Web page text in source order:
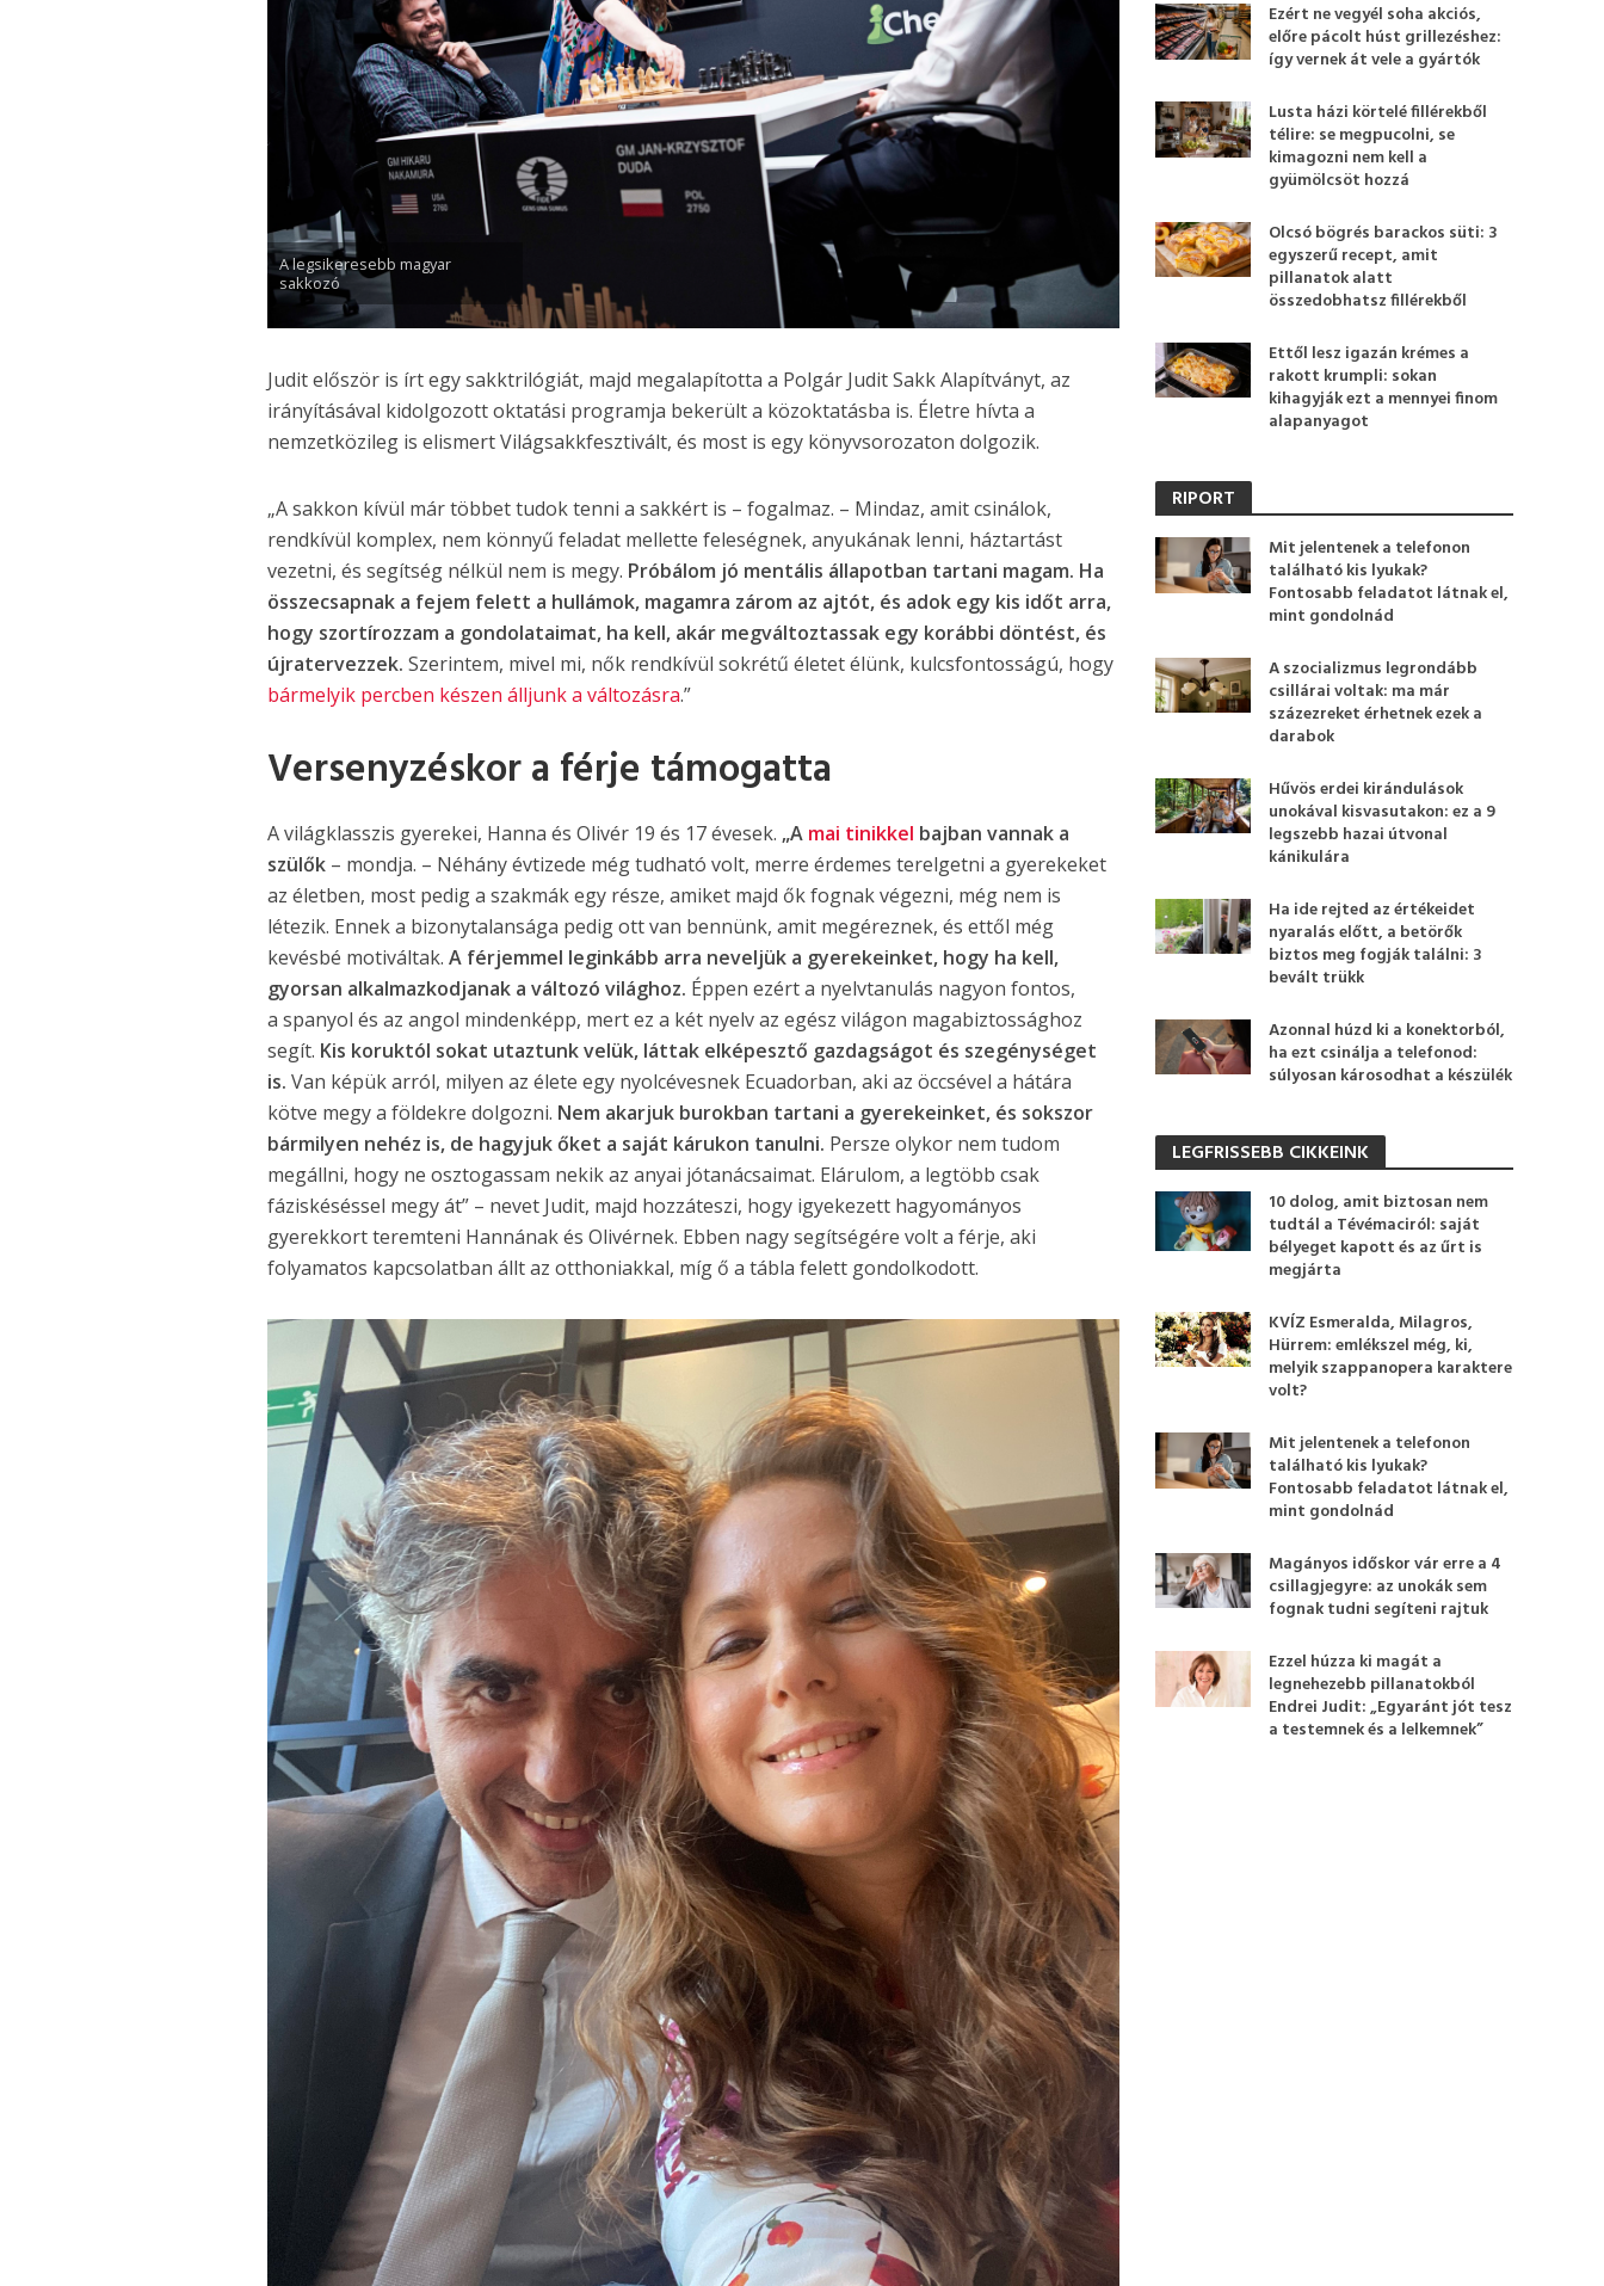
A legsikeresebb magyar
sakkozó
Judit először is írt egy sakktrilógiát, majd megalapította a Polgár Judit Sakk Alapítványt, az
irányításával kidolgozott oktatási programja bekerült a közoktatásba is. Életre hívta a
nemzetközileg is elismert Világsakkfesztivált, és most is egy könyvsorozaton dolgozik.
„A sakkon kívül már többet tudok tenni a sakkért is – fogalmaz. – Mindaz, amit csinálok,
rendkívül komplex, nem könnyű feladat mellette feleségnek, anyukának lenni, háztartást
vezetni, és segítség nélkül nem is megy. Próbálom jó mentális állapotban tartani magam. Ha
összecsapnak a fejem felett a hullámok, magamra zárom az ajtót, és adok egy kis időt arra,
hogy szortírozzam a gondolataimat, ha kell, akár megváltoztassak egy korábbi döntést, és
újratervezzek. Szerintem, mivel mi, nők rendkívül sokrétű életet élünk, kulcsfontosságú, hogy
bármelyik percben készen álljunk a változásra.”
Versenyzéskor a férje támogatta
A világklasszis gyerekei, Hanna és Olivér 19 és 17 évesek. „A mai tinikkel bajban vannak a
szülők – mondja. – Néhány évtizede még tudható volt, merre érdemes terelgetni a gyerekeket
az életben, most pedig a szakmák egy része, amiket majd ők fognak végezni, még nem is
létezik. Ennek a bizonytalansága pedig ott van bennünk, amit megéreznek, és ettől még
kevésbé motiváltak.A férjemmel leginkább arra neveljük a gyerekeinket, hogy ha kell,
gyorsan alkalmazkodjanak a változó világhoz. Éppen ezért a nyelvtanulás nagyon fontos,
a spanyol és az angol mindenképp, mert ez a két nyelv az egész világon magabiztossághoz
segít. Kis koruktól sokat utaztunk velük, láttak elképesztő gazdagságot és szegénységet
is. Van képük arról, milyen az élete egy nyolcévesnek Ecuadorban, aki az öccsével a hátára
kötve megy a földekre dolgozni. Nem akarjuk burokban tartani a gyerekeinket, és sokszor
bármilyen nehéz is, de hagyjuk őket a saját kárukon tanulni. Persze olykor nem tudom
megállni, hogy ne osztogassam nekik az anyai jótanácsaimat. Elárulom, a legtöbb csak
fáziskéséssel megy át” – nevet Judit, majd hozzáteszi, hogy igyekezett hagyományos
gyerekkort teremteni Hannának és Olivérnek. Ebben nagy segítségére volt a férje, aki
folyamatos kapcsolatban állt az otthoniakkal, míg ő a tábla felett gondolkodott.
Ezért ne vegyél soha akciós,
előre pácolt húst grillezéshez:
így vernek át vele a gyártók
Lusta házi körtelé fillérekből
télire: se megpucolni, se
kimagozni nem kell a
gyümölcsöt hozzá
Olcsó bögrés barackos süti: 3
egyszerű recept, amit
pillanatok alatt
összedobhatsz fillérekből
Ettől lesz igazán krémes a
rakott krumpli: sokan
kihagyják ezt a mennyei finom
alapanyagot
RIPORT
Mit jelentenek a telefonon
található kis lyukak?
Fontosabb feladatot látnak el,
mint gondolnád
A szocializmus legrondább
csillárai voltak: ma már
százezreket érhetnek ezek a
darabok
Hűvös erdei kirándulások
unokával kisvasutakon: ez a 9
legszebb hazai útvonal
kánikulára
Ha ide rejted az értékeidet
nyaralás előtt, a betörők
biztos meg fogják találni: 3
bevált trükk
Azonnal húzd ki a konektorból,
ha ezt csinálja a telefonod:
súlyosan károsodhat a készülék
LEGFRISSEBB CIKKEINK
10 dolog, amit biztosan nem
tudtál a Tévémaciról: saját
bélyeget kapott és az űrt is
megjárta
KVÍZ Esmeralda, Milagros,
Hürrem: emlékszel még, ki,
melyik szappanopera karaktere
volt?
Mit jelentenek a telefonon
található kis lyukak?
Fontosabb feladatot látnak el,
mint gondolnád
Magányos időskor vár erre a 4
csillagjegyre: az unokák sem
fognak tudni segíteni rajtuk
Ezzel húzza ki magát a
legnehezebb pillanatokból
Endrei Judit: „Egyaránt jót tesz
a testemnek és a lelkemnek”